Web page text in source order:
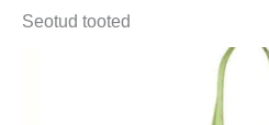
Seotud tooted